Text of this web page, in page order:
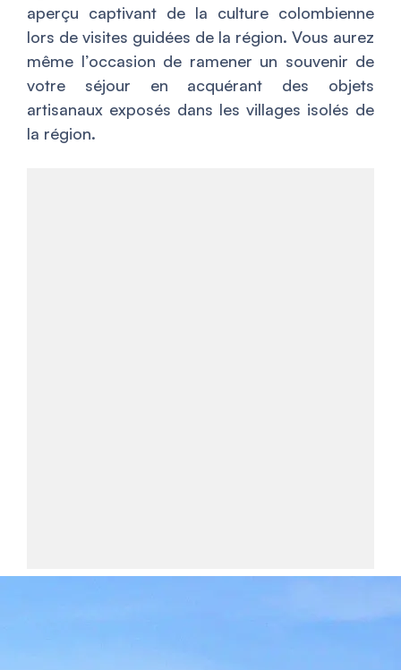
aperçu captivant de la culture colombienne
lors de visites guidées de la région. Vous aurez
même l’occasion de ramener un souvenir de
votre séjour en acquérant des objets
artisanaux exposés dans les villages isolés de
la région.